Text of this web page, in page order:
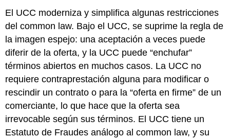
El UCC moderniza y simplifica algunas restricciones
del common law. Bajo el UCC, se suprime la regla de
la imagen espejo: una aceptación a veces puede
diferir de la oferta, y la UCC puede “enchufar”
términos abiertos en muchos casos. La UCC no
requiere contraprestación alguna para modificar o
rescindir un contrato o para la “oferta en firme” de un
comerciante, lo que hace que la oferta sea
irrevocable según sus términos. El UCC tiene un
Estatuto de Fraudes análogo al common law, y su